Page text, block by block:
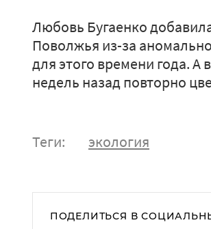
Любовь Бугаенко
Поволжья из-за
для этого времени года. А
недель назад повторно
Теги: экология
ПОДЕЛИТЬСЯ В